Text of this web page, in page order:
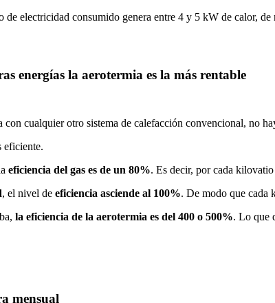
de electricidad consumido genera entre 4 y 5 kW de calor, de
energías la aerotermia es la más rentable
con cualquier otro sistema de calefacción convencional, no
eficiente.
eficiencia del gas es de un 80%. Es decir, por cada
, el nivel de eficiencia asciende al 100%. De modo que cada
la eficiencia de la aerotermia es del 400 o 500%. Lo que
mensual